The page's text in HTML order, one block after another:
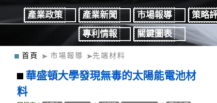
產業政策 產業新聞 市場報導
策略
專利情報
關鍵圖表
首頁 市場報導 先端材料
華盛頓大學發現無毒的太陽能電池材
料